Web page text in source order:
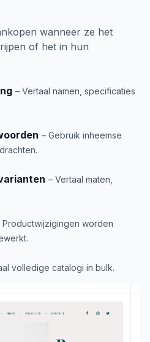
wanneer ze het
of het in hun
– Vertaal namen, specificaties
– Gebruik inheemse
– Vertaal maten,
Productwijzigingen worden
volledige catalogi in bulk.